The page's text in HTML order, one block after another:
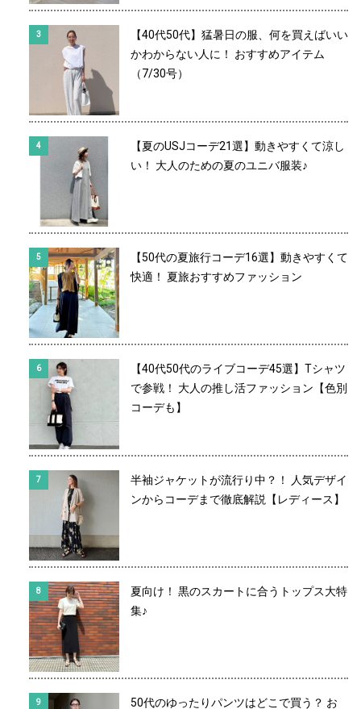
【40代50代】猛暑日の服、何を買えばいい
かわからない人に！ おすすめアイテム
（7/30号）
【夏のUSJコーデ21選】動きやすくて涼し
い！ 大人のための夏のユニバ服装♪
【50代の夏旅行コーデ16選】動きやすくて
快適！ 夏旅おすすめファッション
【40代50代のライブコーデ45選】Tシャツ
で参戦！ 大人の推し活ファッション【色別
コーデも】
半袖ジャケットが流行り中？！ 人気デザイ
ンからコーデまで徹底解説【レディース】
夏向け！ 黒のスカートに合うトップス大特
集♪
50代のゆったりパンツはどこで買う？ お